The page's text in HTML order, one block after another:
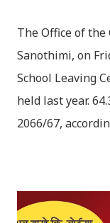
The Office of the
Sanothimi, on
School Leaving
held last year.
2066/67,
Download the
Congratulations